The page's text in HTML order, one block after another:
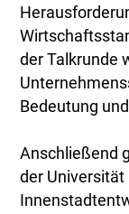
der Talkrunde
Bedeutung
Anschließend
der Universität